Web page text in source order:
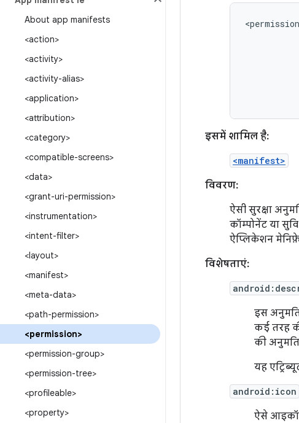
About app manifests
<action>
<activity>
<activity-alias>
<application>
<attribution>
<category>
<compatible-screens>
<data>
<grant-uri-permission>
<instrumentation>
<intent-filter>
<layout>
<manifest>
<meta-data>
<path-permission>
<permission>
<permission-group>
<permission-tree>
<profileable>
<property>
<permission
इसमें शामिल है:
<manifest>
विवरण:
ऐसी सुरक्षा
कॉम्पोनेंट या
ऐप्लिकेशन
विशेषताएं:
इस
कई तरह
की
यह
android:icon
ऐसे